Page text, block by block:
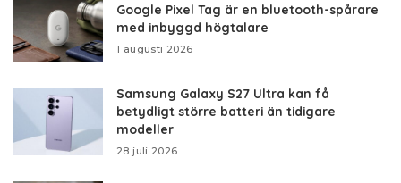
Google Pixel Tag är en bluetooth-spårare
med inbyggd högtalare
1 augusti 2026
Samsung Galaxy S27 Ultra kan få
betydligt större batteri än tidigare
modeller
28 juli 2026